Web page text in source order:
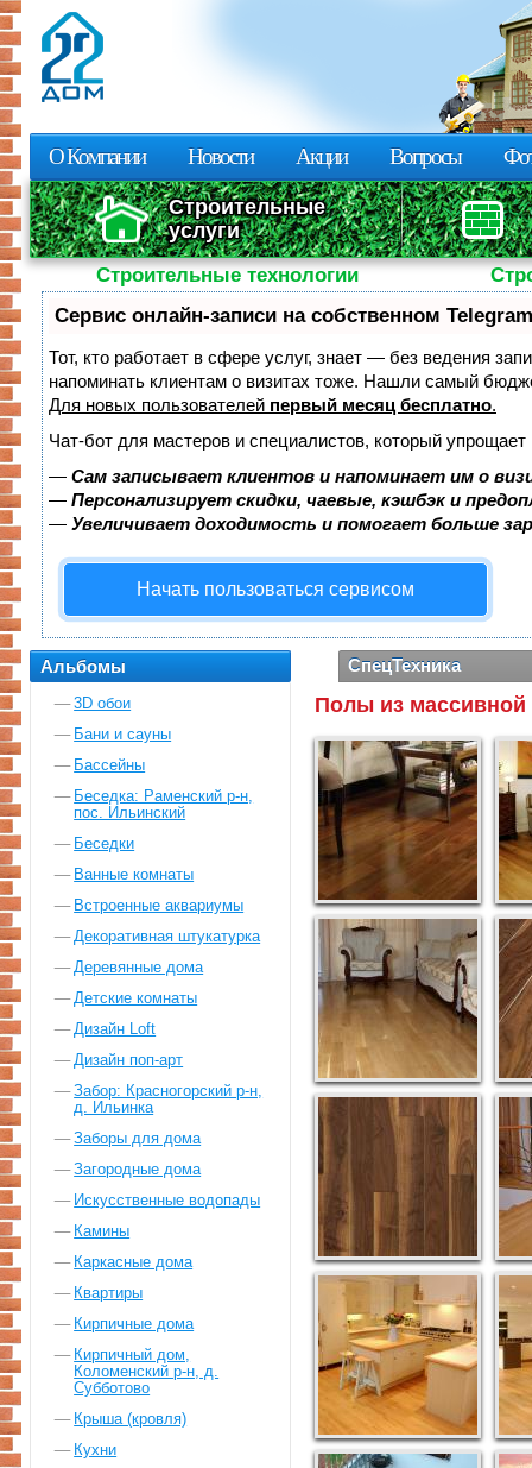
Строительные
услуги
О Компании Новости Акции Вопросы
Строительные технологии
Сервис онлайн-записи на собственном
Тот, кто работает в сфере услуг, знает — без ведения
напоминать клиентам о визитах тоже. Нашли самый
Для новых пользователей первый месяц бесплатно.
Чат-бот для мастеров и специалистов, который упрощает
— Сам записывает клиентов и напоминает им о
— Персонализирует скидки, чаевые, кэшбэк и
— Увеличивает доходимость и помогает больше
Начать пользоваться сервисом
Альбомы
3D обои
Бани и сауны
Бассейны
Беседка: Раменский р-н,
пос. Ильинский
Беседки
Ванные комнаты
Встроенные аквариумы
Декоративная штукатурка
Деревянные дома
Детские комнаты
Дизайн Loft
Дизайн поп-арт
Забор: Красногорский р-н,
д. Ильинка
Заборы для дома
Загородные дома
Искусственные водопады
Камины
Каркасные дома
Квартиры
Кирпичные дома
Кирпичный дом,
Коломенский р-н, д.
Субботово
Крыша (кровля)
Кухни
СпецТехника
Полы из массивной